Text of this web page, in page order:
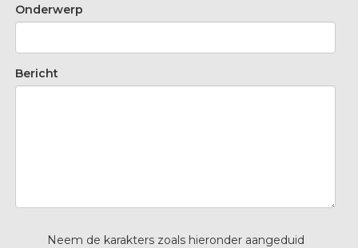
Onderwerp
Bericht
Neem de karakters zoals hieronder aangeduid